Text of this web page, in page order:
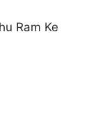
Ram Ke